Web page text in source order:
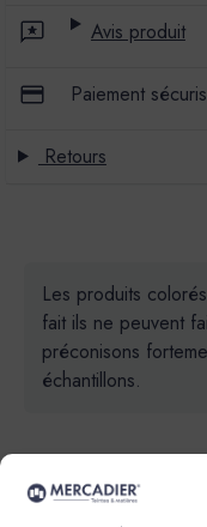
Avis produit
Paiement
Retours
Les produits
fait ils ne peuvent
préconisons
échantillons.